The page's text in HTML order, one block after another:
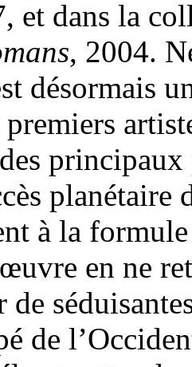
et dans la
, 2004.
désormais
à la
en ne
de
de